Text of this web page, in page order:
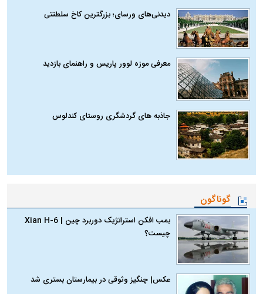
دیدنی‌های ورسای؛ بزرگترین کاخ سلطنتی
معرفی موزه لوور پاریس و راهنمای بازدید
جاذبه های گردشگری روستای کندلوس
گوناگون
بمب افکن استراتژیک دوربرد چین | Xian H-6
چیست؟
عکس| چنگیز وثوقی در بیمارستان بستری شد